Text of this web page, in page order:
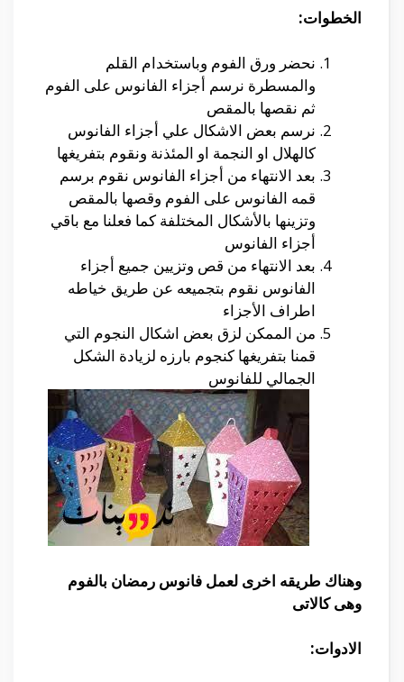
الخطوات:
نحضر ورق الفوم وباستخدام القلم
والمسطرة نرسم أجزاء الفانوس على الفوم
ثم نقصها بالمقص
نرسم بعض الاشكال علي أجزاء الفانوس
كالهلال او النجمة او المئذنة ونقوم بتفريغها
بعد الانتهاء من أجزاء الفانوس نقوم برسم
قمه الفانوس على الفوم وقصها بالمقص
وتزينها بالأشكال المختلفة كما فعلنا مع باقي
أجزاء الفانوس
بعد الانتهاء من قص وتزيين جميع أجزاء
الفانوس نقوم بتجميعه عن طريق خياطه
اطراف الأجزاء
من الممكن لزق بعض اشكال النجوم التي
قمنا بتفريغها كنجوم بارزه لزيادة الشكل
الجمالي للفانوس
وهناك طريقه اخرى لعمل فانوس رمضان بالفوم
وهى كالاتى
الادوات: